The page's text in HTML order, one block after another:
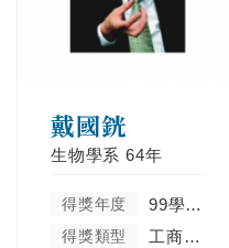
戴國銧
生物學系 64年
得獎年度 99學年度
得獎類型 工商菁英類